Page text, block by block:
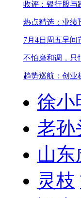
收评：银行股与
热点精选：业绩
7月4日周五早间
不怕磨和调，只
趋势巡航：创业
徐小
老孙
山东
灵枝